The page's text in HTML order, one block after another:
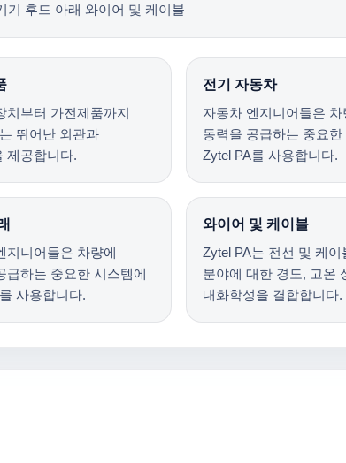
기 후드 아래 와이어 및 케이블
치부터 가전제품까지
뛰어난 외관과
제공합니다.
전기 자동차
자동차 엔지니어들은 차
동력을 공급하는 중요한
Zytel PA를 사용합니다.
지니어들은 차량에
급하는 중요한 시스템에
사용합니다.
와이어 및 케이블
Zytel PA는 전선 및 케이
분야에 대한 경도, 고온
내화학성을 결합합니다.